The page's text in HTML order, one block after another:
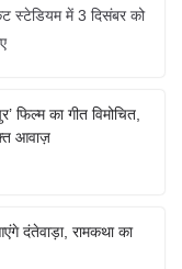
स्टेडियम में 3 दिसंबर को
फिल्म का गीत विमोचित,
आवाज़
दंतेवाड़ा, रामकथा का